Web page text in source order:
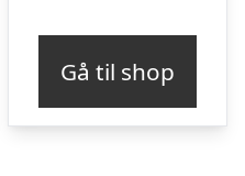
Gå til shop